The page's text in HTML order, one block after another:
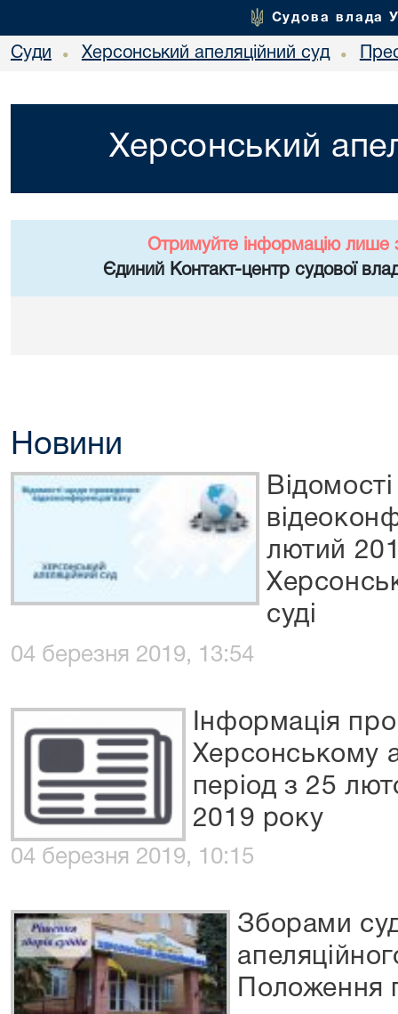
Судова влада
Суди • Херсонський апеляційний суд •
Херсонський
Отримуйте інформацію лише
Єдиний Контакт-центр судової
Новини
лютий
суді
04 березня 2019, 13:54
Інформація
Херсонському
період з 25
2019 року
04 березня 2019, 10:15
Зборами
Положення